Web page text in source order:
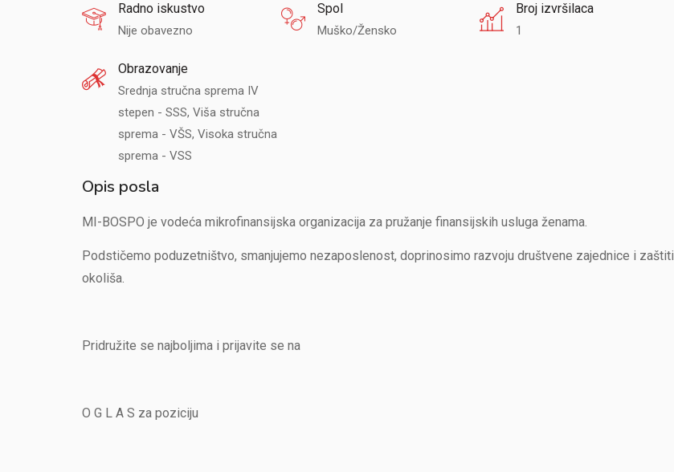
Radno iskustvo
Nije obavezno
Spol
Muško/Žensko
Broj izvršilaca
1
Obrazovanje
Srednja stručna sprema IV
stepen - SSS, Viša stručna
sprema - VŠS, Visoka stručna
sprema - VSS
Opis posla
MI-BOSPO je vodeća mikrofinansijska organizacija za pružanje finansijskih usluga ženama.
Podstičemo poduzetništvo, smanjujemo nezaposlenost, doprinosimo razvoju društvene zajednice i zaštiti
okoliša.
Pridružite se najboljima i prijavite se na
O G L A S za poziciju